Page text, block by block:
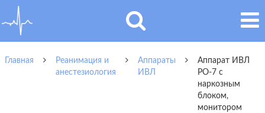
Главная
Реанимация и
анестезиология
Аппараты
ИВЛ
Аппарат ИВЛ
РО-7 с
наркозным
блоком,
монитором